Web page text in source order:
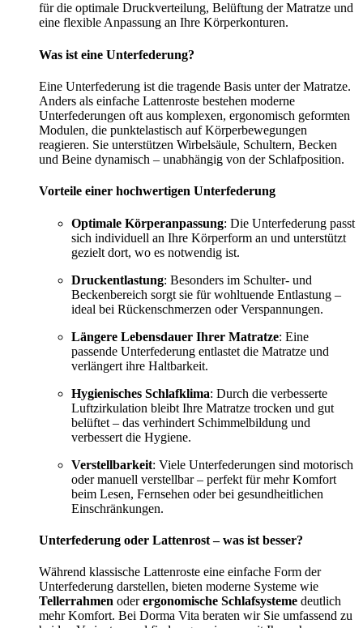
für die optimale Druckverteilung, Belüftung der Matratze und
eine flexible Anpassung an Ihre Körperkonturen.
Was ist eine Unterfederung?
Eine Unterfederung ist die tragende Basis unter der Matratze.
Anders als einfache Lattenroste bestehen moderne
Unterfederungen oft aus komplexen, ergonomisch geformten
Modulen, die punktelastisch auf Körperbewegungen
reagieren. Sie unterstützen Wirbelsäule, Schultern, Becken
und Beine dynamisch – unabhängig von der Schlafposition.
Vorteile einer hochwertigen Unterfederung
Optimale Körperanpassung: Die Unterfederung passt
sich individuell an Ihre Körperform an und unterstützt
gezielt dort, wo es notwendig ist.
Druckentlastung: Besonders im Schulter- und
Beckenbereich sorgt sie für wohltuende Entlastung –
ideal bei Rückenschmerzen oder Verspannungen.
Längere Lebensdauer Ihrer Matratze: Eine
passende Unterfederung entlastet die Matratze und
verlängert ihre Haltbarkeit.
Hygienisches Schlafklima: Durch die verbesserte
Luftzirkulation bleibt Ihre Matratze trocken und gut
belüftet – das verhindert Schimmelbildung und
verbessert die Hygiene.
Verstellbarkeit: Viele Unterfederungen sind motorisch
oder manuell verstellbar – perfekt für mehr Komfort
beim Lesen, Fernsehen oder bei gesundheitlichen
Einschränkungen.
Unterfederung oder Lattenrost – was ist besser?
Während klassische Lattenroste eine einfache Form der
Unterfederung darstellen, bieten moderne Systeme wie
Tellerrahmen oderergonomische Schlafsysteme deutlich
mehr Komfort. Bei Dorma Vita beraten wir Sie umfassend zu